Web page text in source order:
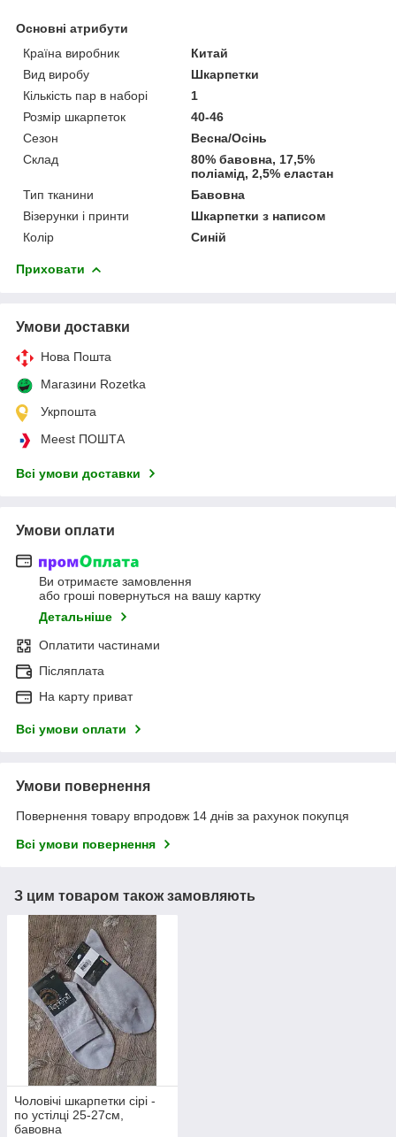
Основні атрибути
Країна виробник
Китай
Вид виробу
Шкарпетки
Кількість пар в наборі
1
Розмір шкарпеток
40-46
Сезон
Весна/Осінь
Склад
80% бавовна, 17,5%
поліамід, 2,5% еластан
Тип тканини
Бавовна
Візерунки і принти
Шкарпетки з написом
Колір
Синій
Приховати
Умови доставки
Нова Пошта
Магазини Rozetka
Укрпошта
Meest ПОШТА
Всі умови доставки
Умови оплати
Ви отримаєте замовлення
або гроші повернуться на вашу картку
Детальніше
Оплатити частинами
Післяплата
На карту приват
Всі умови оплати
Умови повернення
Повернення товару впродовж 14 днів за рахунок покупця
Всі умови повернення
З цим товаром також замовляють
Чоловічі шкарпетки сірі -
по устілці 25-27см,
бавовна